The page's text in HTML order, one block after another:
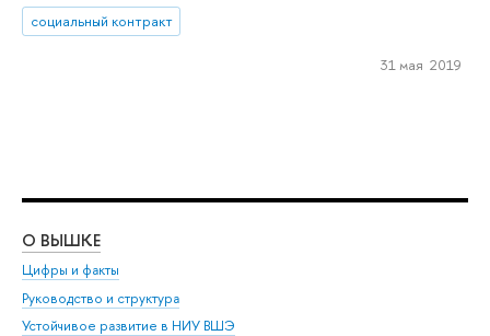
социальный контракт
31 мая 2019
О ВЫШКЕ
Цифры и факты
Руководство и структура
Устойчивое развитие в НИУ ВШЭ